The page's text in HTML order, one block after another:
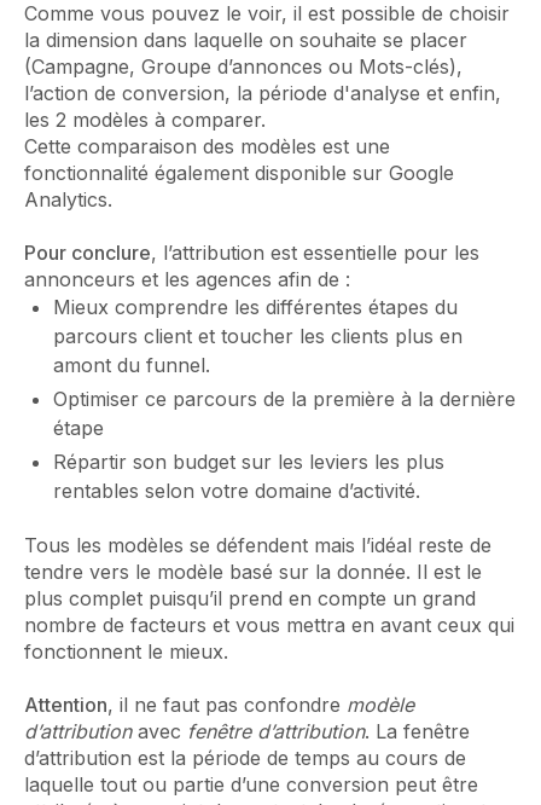
Comme vous pouvez le voir, il est possible de choisir
la dimension dans laquelle on souhaite se placer
(Campagne, Groupe d’annonces ou Mots-clés),
l’action de conversion, la période d'analyse et enfin,
les 2 modèles à comparer.
Cette comparaison des modèles est une
fonctionnalité également disponible sur Google
Analytics.
Pour conclure, l’attribution est essentielle pour les
annonceurs et les agences afin de :
Mieux comprendre les différentes étapes du
parcours client et toucher les clients plus en
amont du funnel.
Optimiser ce parcours de la première à la dernière
étape
Répartir son budget sur les leviers les plus
rentables selon votre domaine d’activité.
Tous les modèles se défendent mais l’idéal reste de
tendre vers le modèle basé sur la donnée. Il est le
plus complet puisqu’il prend en compte un grand
nombre de facteurs et vous mettra en avant ceux qui
fonctionnent le mieux.
Attention, il ne faut pas confondre modèle
d’attributionavec fenêtre d’attribution. La fenêtre
d’attribution est la période de temps au cours de
laquelle tout ou partie d’une conversion peut être